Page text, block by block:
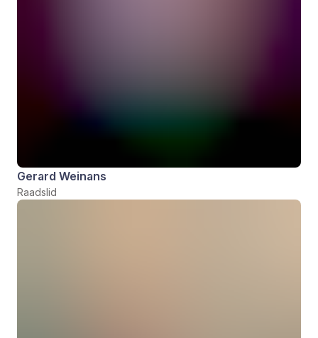
Gerard Weinans
Raadslid